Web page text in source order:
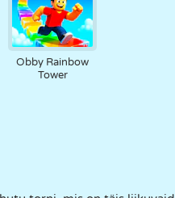
Obby Rainbow
Tower